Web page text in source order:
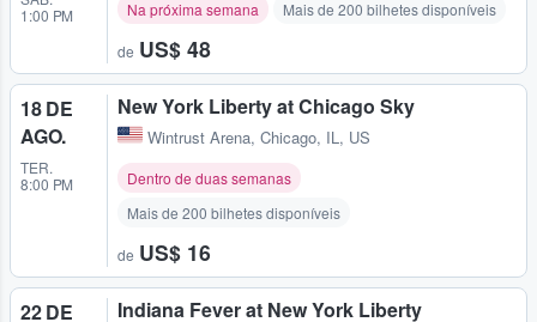
1:00 PM
Na próxima semana Mais de 200 bilhetes disponíveis
de US$ 48
18 DE
AGO.
TER.
8:00 PM
New York Liberty at Chicago Sky
Wintrust Arena, Chicago, IL, US
Dentro de duas semanas
Mais de 200 bilhetes disponíveis
de US$ 16
22 DE
Indiana Fever at New York Liberty